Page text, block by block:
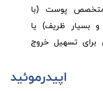
پوست (با
بسیار ظریف) یا
برای تسهیل خروج